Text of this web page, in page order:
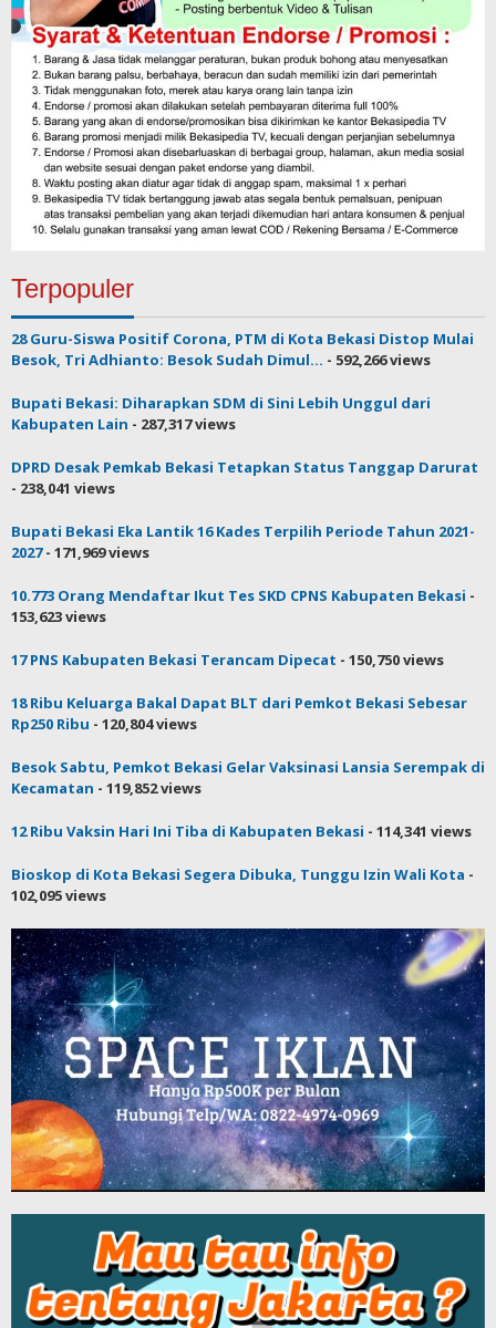
Terpopuler
28 Guru-Siswa Positif Corona, PTM di Kota Bekasi Distop Mulai
Besok, Tri Adhianto: Besok Sudah Dimul... - 592,266 views
Bupati Bekasi: Diharapkan SDM di Sini Lebih Unggul dari
Kabupaten Lain - 287,317 views
DPRD Desak Pemkab Bekasi Tetapkan Status Tanggap Darurat
- 238,041 views
Bupati Bekasi Eka Lantik 16 Kades Terpilih Periode Tahun 2021-
2027- 171,969 views
10.773 Orang Mendaftar Ikut Tes SKD CPNS Kabupaten Bekasi -
153,623 views
17 PNS Kabupaten Bekasi Terancam Dipecat - 150,750 views
18 Ribu Keluarga Bakal Dapat BLT dari Pemkot Bekasi Sebesar
Rp250 Ribu - 120,804 views
Besok Sabtu, Pemkot Bekasi Gelar Vaksinasi Lansia Serempak di
Kecamatan - 119,852 views
12 Ribu Vaksin Hari Ini Tiba di Kabupaten Bekasi - 114,341 views
Bioskop di Kota Bekasi Segera Dibuka, Tunggu Izin Wali Kota -
102,095 views